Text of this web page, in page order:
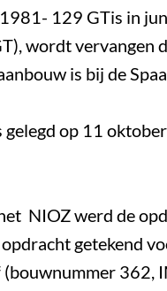
129 GTis in
wordt vervangen
is bij de
gelegd op 11
NIOZ werd de
getekend